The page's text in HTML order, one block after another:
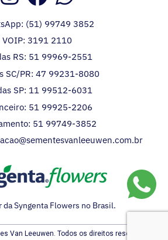
(51) 99749 3852
VOIP: 3191 2110
RS: 51 99969-2551
SC/PR: 47 99231-8080
SP: 11 99512-6031
51 99925-2206
51 99749-3852
Syngenta Flowers no Brasil.
Van Leeuwen. Todos os direitos reservados.